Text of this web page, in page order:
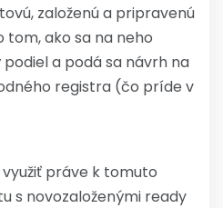
založenú a pripravenú
ako sa na neho
a podá sa návrh na
registra (čo príde v
využiť práve k tomuto
s novozaloženými ready